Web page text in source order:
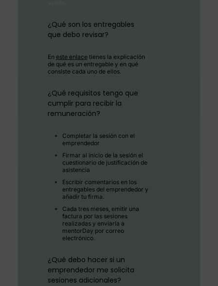
¿Qué son los entregables
que debo revisar?
En este enlacetienes la explicación
de qué es un entregable y en qué
consiste cada uno de ellos.
¿Qué requisitos tengo que
cumplir para recibir la
remuneración?
Completar la sesión con el
emprendedor
Firmar al inicio de la sesión el
cuestionario de justificación de
asistencia
Escribir comentarios en los
entregables del emprendedor y
añadir tu firma.
Cada tres meses, emitir una
factura por las sesiones
realizadas y enviarla a
mentorDay por correo
electrónico.
¿Qué debo hacer si un
emprendedor me solicita
sesiones adicionales?